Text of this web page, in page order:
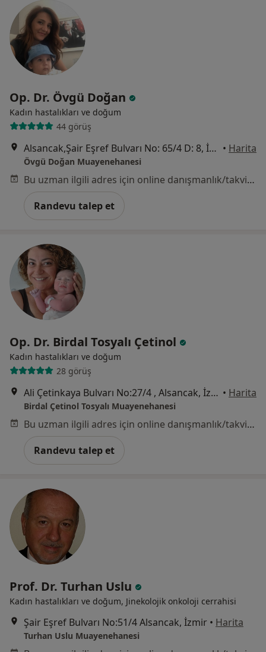
Op. Dr. Övgü Doğan
Kadın hastalıkları ve doğum
44 görüş
Alsancak,Şair Eşref Bulvarı No: 65/4 D: 8, İzmir • Harita
Övgü Doğan Muayenehanesi
Bu uzman ilgili adres için online danışmanlık/takvim sunmuyor.
Randevu talep et
Op. Dr. Birdal Tosyalı Çetinol
Kadın hastalıkları ve doğum
28 görüş
Ali Çetinkaya Bulvarı No:27/4 , Alsancak, İzmir • Harita
Birdal Çetinol Tosyalı Muayenehanesi
Bu uzman ilgili adres için online danışmanlık/takvim sunmuyor.
Randevu talep et
Prof. Dr. Turhan Uslu
Kadın hastalıkları ve doğum, Jinekolojik onkoloji cerrahisi
Şair Eşref Bulvarı No:51/4 Alsancak, İzmir • Harita
Turhan Uslu Muayenehanesi